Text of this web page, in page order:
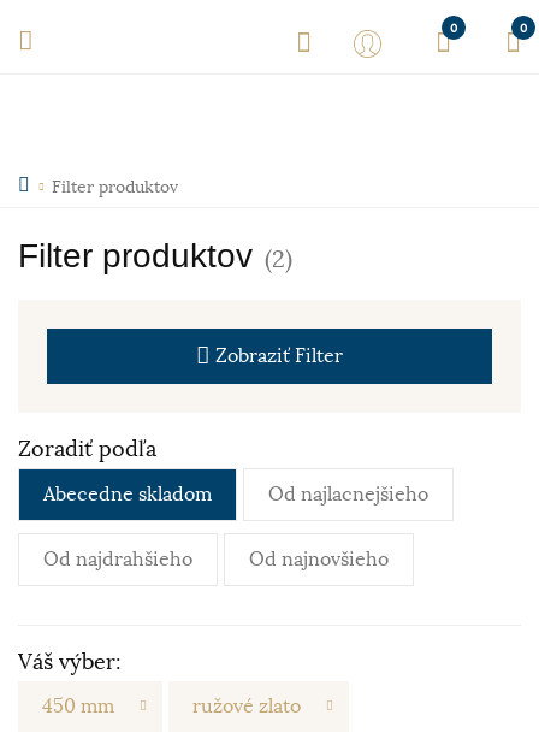
0 0
Filter produktov
Filter produktov (2)
Zobraziť Filter
Zoradiť podľa
Abecedne skladom Od najlacnejšieho
Od najdrahšieho Od najnovšieho
Váš výber:
450 mm ružové zlato